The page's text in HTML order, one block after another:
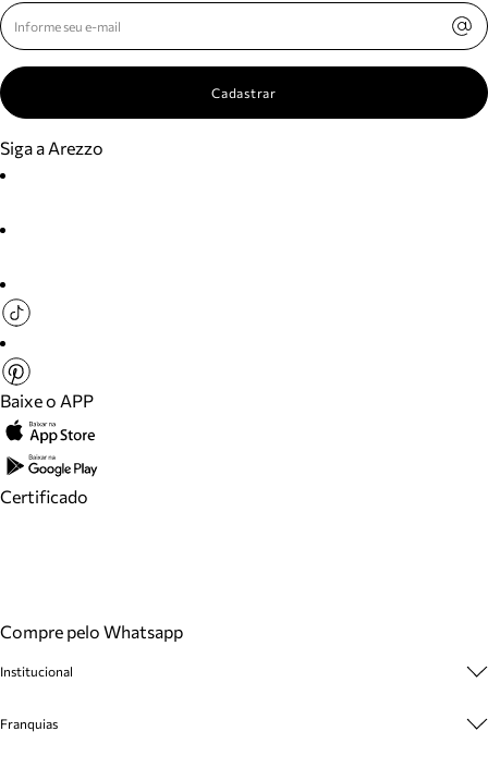
Cadastrar
Siga a Arezzo
Baixe o APP
Certificado
Compre pelo Whatsapp
Institucional
Cashback
Franquias